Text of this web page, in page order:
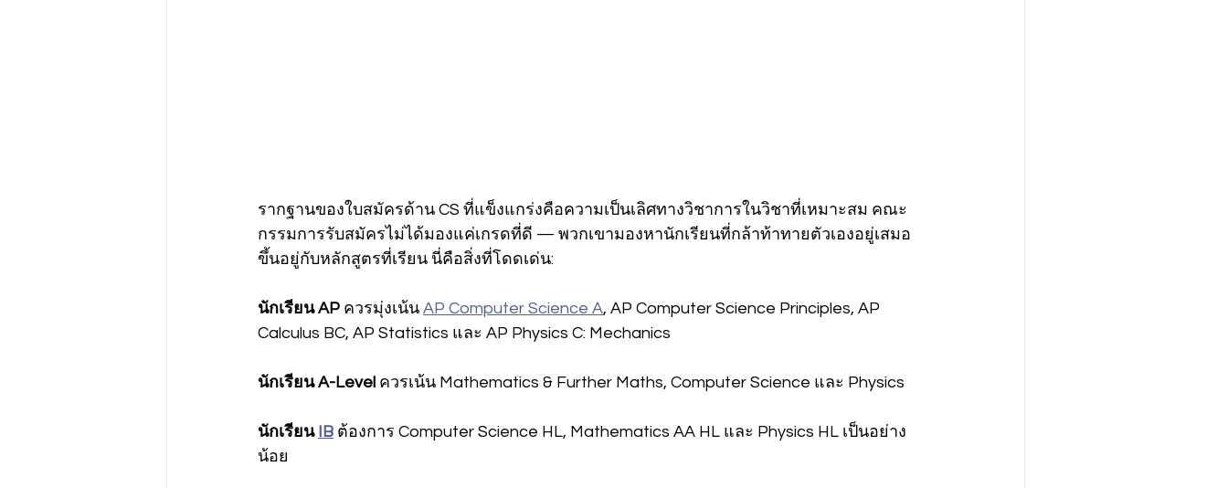
รากฐานของใบสมัครด้าน CS ที่แข็งแกร่งคือความเป็นเลิศทางวิชาการในวิชาที่เหมาะสม คณะ
กรรมการรับสมัครไม่ได้มองแค่เกรดที่ดี — พวกเขามองหานักเรียนที่กล้าท้าทายตัวเองอยู่เสมอ
ขึ้นอยู่กับหลักสูตรที่เรียน นี่คือสิ่งที่โดดเด่น:
นักเรียน AP ควรมุ่งเน้น AP Computer Science A, AP Computer Science Principles, AP
Calculus BC, AP Statistics และ AP Physics C: Mechanics
นักเรียน A-Level ควรเน้น Mathematics & Further Maths, Computer Science และ Physics
นักเรียน IB ต้องการ Computer Science HL, Mathematics AA HL และ Physics HL เป็นอย่าง
น้อย